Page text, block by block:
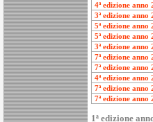
4ª edizione anno
3ª edizione anno
5ª edizione anno
5ª edizione anno
3ª edizione anno
7ª edizione anno
7ª edizione anno
4ª edizione anno
7ª edizione anno
7ª edizione anno
1ª edizione